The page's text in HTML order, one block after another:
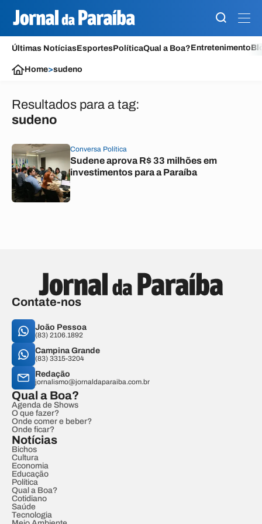
Últimas NotíciasEsportesPolíticaQual a Boa?Entretenimento
Home>sudeno
Resultados para a tag:
sudeno
Conversa Política
Sudene aprova R$ 33 milhões em
investimentos para a Paraíba
Contate-nos
João Pessoa
(83) 2106.1892
Campina Grande
(83) 3315-3204
Redação
jornalismo@jornaldaparaiba.com.br
Qual a Boa?
Agenda de Shows
O que fazer?
Onde comer e beber?
Onde ficar?
Notícias
Bichos
Cultura
Economia
Educação
Política
Qual a Boa?
Cotidiano
Saúde
Tecnologia